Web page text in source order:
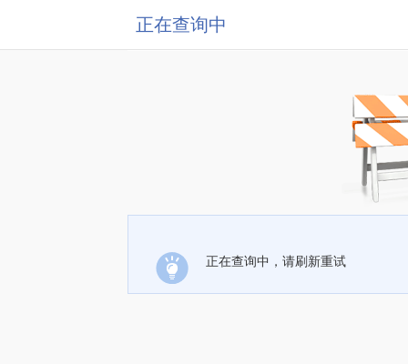
正在查询中
正在查询中，请刷新重试